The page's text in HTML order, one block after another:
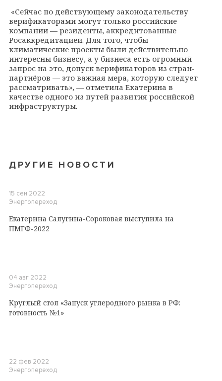
«Сейчас по действующему законодательству
верификаторами могут только российские
компании — резиденты, аккредитованные
Росаккредитацией. Для того, чтобы
климатические проекты были действительно
интересны бизнесу, а у бизнеса есть огромный
запрос на это, допуск верификаторов из стран-
партнёров — это важная мера, которую следует
рассматривать», — отметила Екатерина в
качестве одного из путей развития российской
инфраструктуры.
ДРУГИЕ НОВОСТИ
15 сен 2022
Энергопереход
Екатерина Салугина-Сороковая выступила на
ПМГФ-2022
04 авг 2022
Энергопереход
Круглый стол «Запуск углеродного рынка в РФ:
готовность №1»
22 фев 2022
Энергопереход